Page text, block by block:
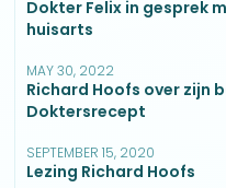
Dokter Felix in gesprek
huisarts
MAY 30, 2022
Richard Hoofs over zijn
Doktersrecept
SEPTEMBER 15, 2020
Lezing Richard Hoofs